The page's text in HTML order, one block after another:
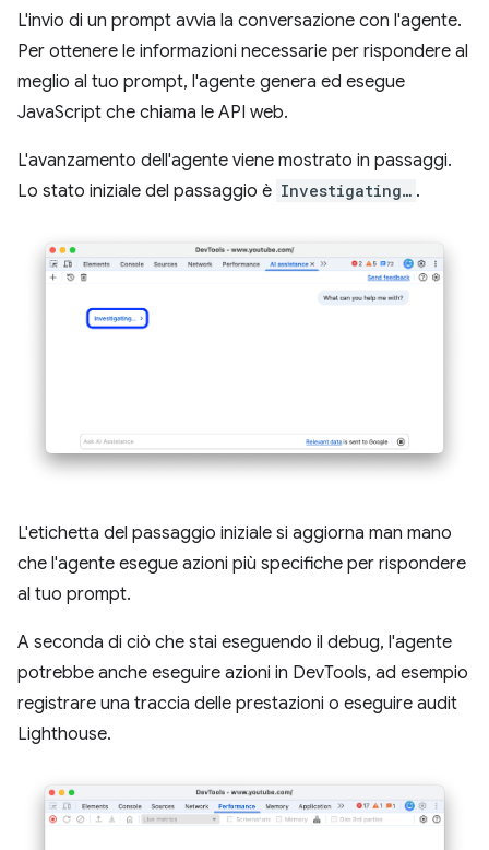
L'invio di un prompt avvia la conversazione con l'agente.
Per ottenere le informazioni necessarie per rispondere al
meglio al tuo prompt, l'agente genera ed esegue
JavaScript che chiama le API web.
L'avanzamento dell'agente viene mostrato in passaggi.
Lo stato iniziale del passaggio è Investigating… .
L'etichetta del passaggio iniziale si aggiorna man mano
che l'agente esegue azioni più specifiche per rispondere
al tuo prompt.
A seconda di ciò che stai eseguendo il debug, l'agente
potrebbe anche eseguire azioni in DevTools, ad esempio
registrare una traccia delle prestazioni o eseguire audit
Lighthouse.